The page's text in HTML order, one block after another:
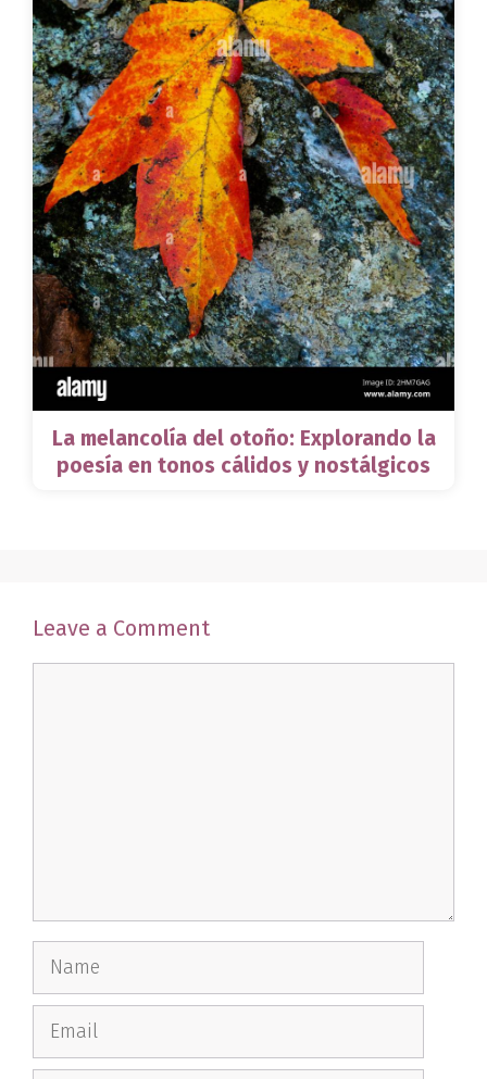
La melancolía del otoño: Explorando la
poesía en tonos cálidos y nostálgicos
Leave a Comment
Name
Email